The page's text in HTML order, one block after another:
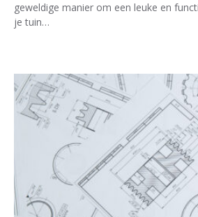
geweldige manier om een leuke en
je tuin…